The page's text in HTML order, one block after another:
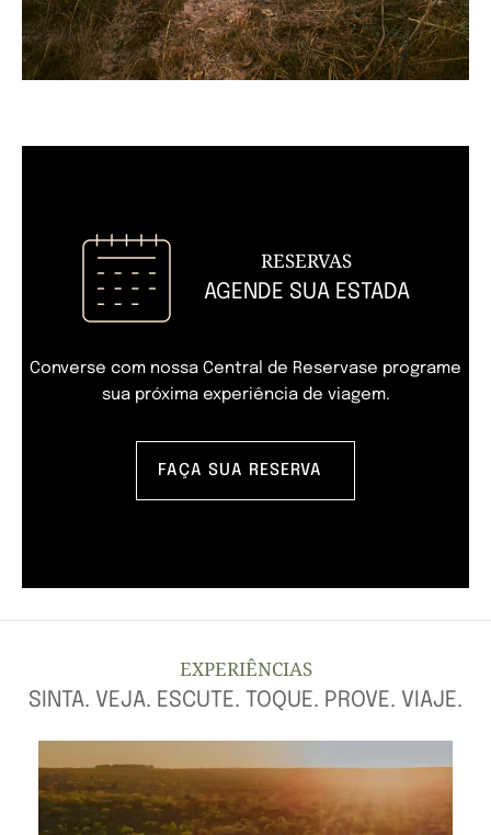
RESERVAS
AGENDE SUA ESTADA
Converse com nossa Central de Reservase programe
sua próxima experiência de viagem.
FAÇA SUA RESERVA
EXPERIÊNCIAS
SINTA. VEJA. ESCUTE. TOQUE. PROVE. VIAJE.